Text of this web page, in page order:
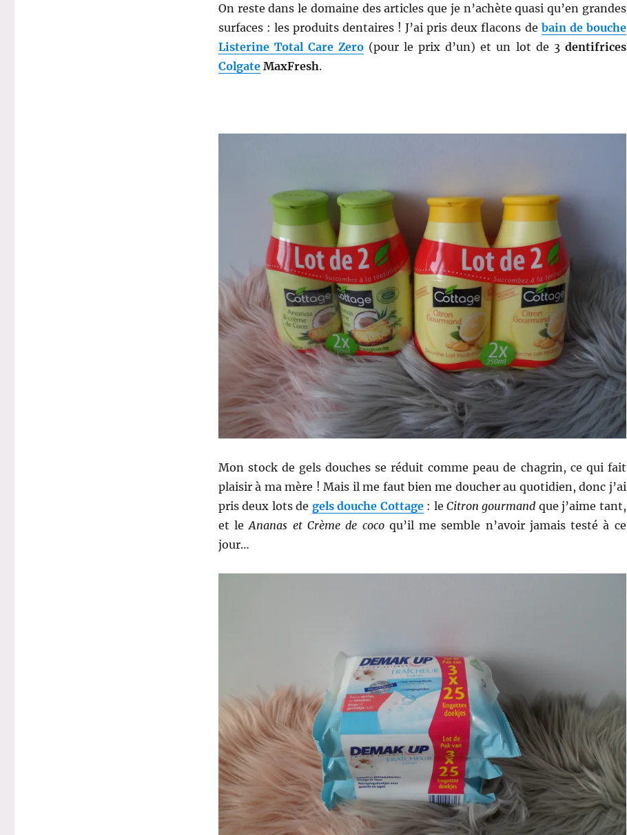
On reste dans le domaine des articles que je n’achète quasi qu’en grandes
surfaces : les produits dentaires ! J’ai pris deux flacons de bain de bouche
Listerine Total Care Zero (pour le prix d’un) et un lot de 3 dentifrices
ColgateMaxFresh.
Mon stock de gels douches se réduit comme peau de chagrin, ce qui fait
plaisir à ma mère ! Mais il me faut bien me doucher au quotidien, donc j’ai
pris deux lots de gels douche Cottage: le Citron gourmand que j’aime tant,
et leAnanas et Crème de cocoqu’il me semble n’avoir jamais testé à ce
jour…